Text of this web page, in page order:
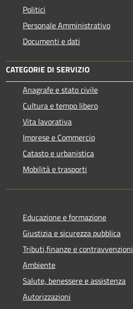
Politici
Personale Amministrativo
Documenti e dati
CATEGORIE DI SERVIZIO
Anagrafe e stato civile
Cultura e tempo libero
Vita lavorativa
Imprese e Commercio
Catasto e urbanistica
Mobilità e trasporti
Educazione e formazione
Giustizia e sicurezza pubblica
Tributi,finanze e contravvenzioni
Ambiente
Salute, benessere e assistenza
Autorizzazioni